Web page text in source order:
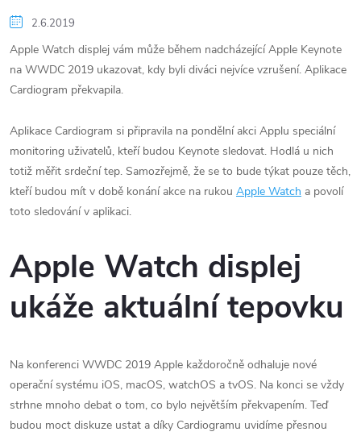
2.6.2019
Apple Watch displej vám může během nadcházející Apple Keynote
na WWDC 2019 ukazovat, kdy byli diváci nejvíce vzrušení. Aplikace
Cardiogram překvapila.
Aplikace Cardiogram si připravila na pondělní akci Applu speciální
monitoring uživatelů, kteří budou Keynote sledovat. Hodlá u nich
totiž měřit srdeční tep. Samozřejmě, že se to bude týkat pouze těch,
kteří budou mít v době konání akce na rukou Apple Watch a povolí
toto sledování v aplikaci.
Apple Watch displej
ukáže aktuální tepovku
Na konferenci WWDC 2019 Apple každoročně odhaluje nové
operační systému iOS, macOS, watchOS a tvOS. Na konci se vždy
strhne mnoho debat o tom, co bylo největším překvapením. Teď
budou moct diskuze ustat a díky Cardiogramu uvidíme přesnou